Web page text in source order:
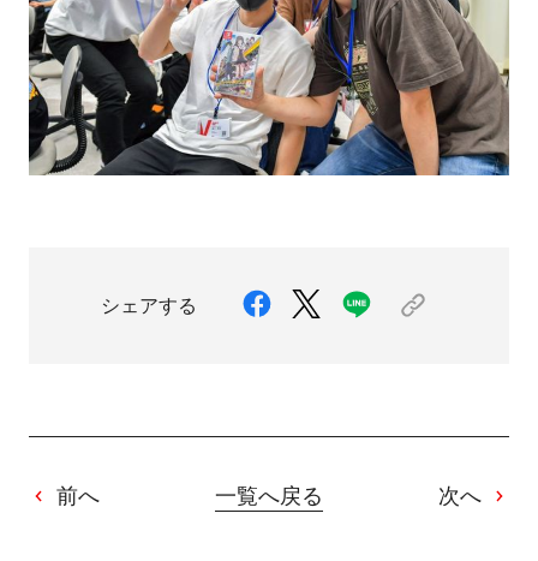
シェアする
前へ 一覧へ戻る 次へ